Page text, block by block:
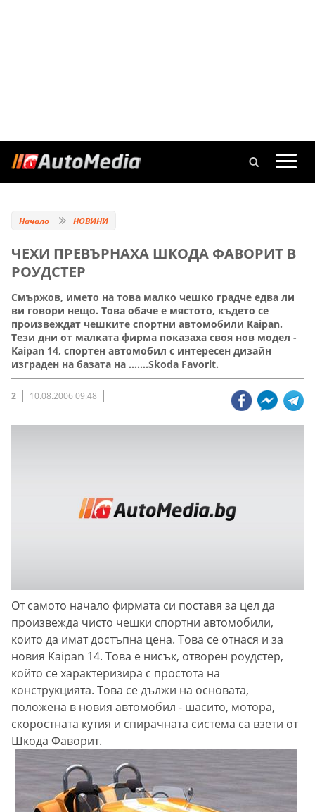
Начало НОВИНИ
ЧЕХИ ПРЕВЪРНАХА ШКОДА ФАВОРИТ В
РОУДСТЕР
Смържов, името на това малко чешко градче едва ли
ви говори нещо. Това обаче е мястото, където се
произвеждат чешките спортни автомобили Kaipan.
Тези дни от малката фирма показаха своя нов модел -
Kaipan 14, спортен автомобил с интересен дизайн
изграден на базата на .......Skoda Favorit.
2 10.08.2006 09:48
От самото начало фирмата си поставя за цел да
произвежда чисто чешки спортни автомобили,
които да имат достъпна цена. Това се отнася и за
новия Kaipan 14. Това е нисък, отворен роудстер,
който се характеризира с простота на
конструкцията. Това се дължи на основата,
положена в новия автомобил - шасито, мотора,
скоростната кутия и спирачната система са взети от
Шкода Фаворит.